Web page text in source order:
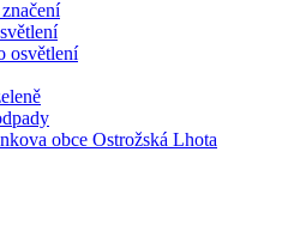
osvětlení
obce Ostrožská Lhota